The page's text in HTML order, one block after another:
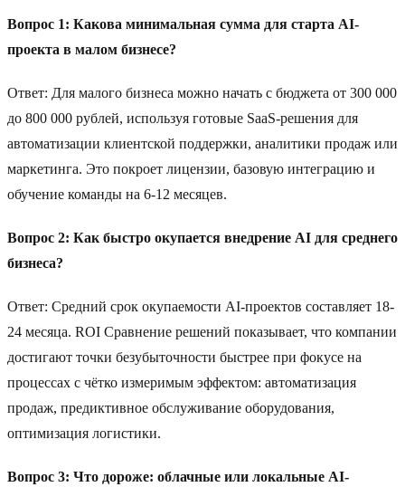
Вопрос 1: Какова минимальная сумма для старта AI-
проекта в малом бизнесе?
Ответ: Для малого бизнеса можно начать с бюджета от 300 000
до 800 000 рублей, используя готовые SaaS-решения для
автоматизации клиентской поддержки, аналитики продаж или
маркетинга. Это покроет лицензии, базовую интеграцию и
обучение команды на 6-12 месяцев.
Вопрос 2: Как быстро окупается внедрение AI для среднего
бизнеса?
Ответ: Средний срок окупаемости AI-проектов составляет 18-
24 месяца. ROI Сравнение решений показывает, что компании
достигают точки безубыточности быстрее при фокусе на
процессах с чётко измеримым эффектом: автоматизация
продаж, предиктивное обслуживание оборудования,
оптимизация логистики.
Вопрос 3: Что дороже: облачные или локальные AI-